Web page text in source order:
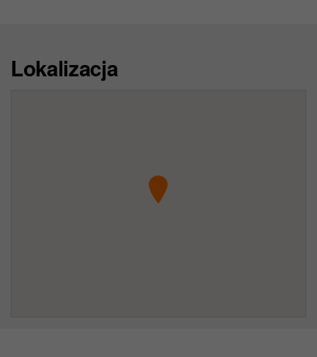
Lokalizacja